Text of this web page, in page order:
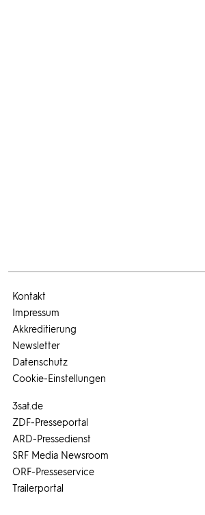
3sat.de
ZDF-Presseportal
ARD-Pressedienst
SRF Media Newsroom
ORF-Presseservice
Trailerportal
Kontakt
Impressum
Akkreditierung
Newsletter
Datenschutz
Cookie-Einstellungen